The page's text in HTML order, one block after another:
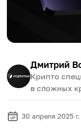
Дмитрий
Крипто
в сложных
30 апреля 2025 г.